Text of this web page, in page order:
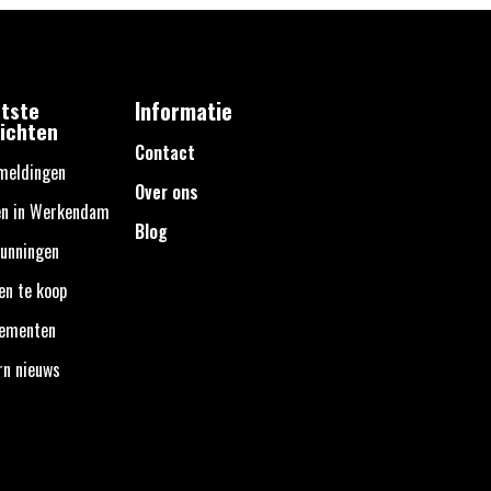
in Werkendam
te koop
nieuws
Informatie
Contact
Over ons
Blog